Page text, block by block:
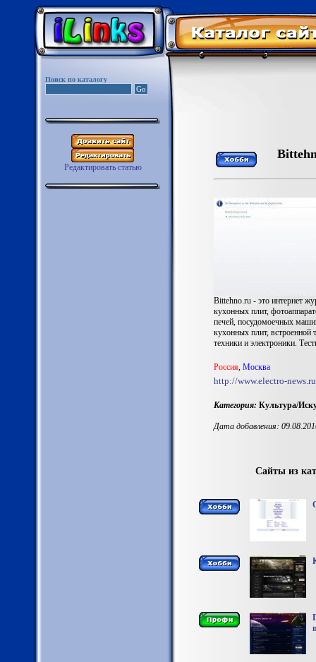
Поиск по каталогу
Редактировать статью
Bittehno.ru - это интернет
кухонных плит,
печей, посудомоечных
кухонных плит, встроенной
техники и электроники.
Россия, Москва
http://www.electro-news.ru
Категория: Культура/
Дата добавления:
Сайты из